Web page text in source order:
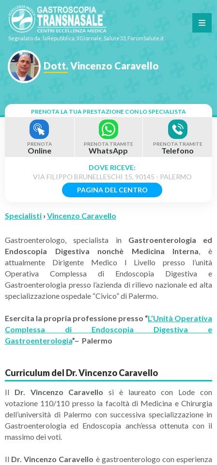
Segnalato da: laRepubblica, IlGiornale, Salute33, ForumSalute.it
Dott. Vincenzo Caravello
PRENOTA LA TUA PRESTAZIONE CON LO SPECIALISTA
PRENOTA
Online
PRENOTA TRAMITE
WhatsApp
PRENOTA TRAMITE
Telefono
DOVE RICEVE:
VIA FILIPPO BRUNELLESCHI 15, 90145 - PALERMO
PAGINA DEL CENTRO
Specialisti › Vincenzo Caravello
Gastroenterologo, specialista in Gastroenterologia ed
Endoscopia Digestiva nonchè Medicina Interna, è
attualmente Dirigente Medico I Livello presso l’unità
Operativa Complessa di Endoscopia Digestiva e
Gastroenterologia presso l’azienda di rilievo nazionale ed alta
specializzazione ospedale “Civico” di Palermo.
Esercita la propria professione presso “L’Unità Operativa
Complessa di Endoscopia Digestiva e
Gastroenterologia”– Palermo
Curriculum del Dr. Vincenzo Caravello
Il Dr. Vincenzo Caravello si è laureato con Lode con
votazione 110/110 presso la facoltà di Medicina e Chirurgia
dell’università di Palermo con successiva specializzazione in
Gastroenterologia ed Endoscopia anch’essa ottenuta con il
massimo dei voti.
Il Dr. Vincenzo Caravello è gastroenterologo con esperienza